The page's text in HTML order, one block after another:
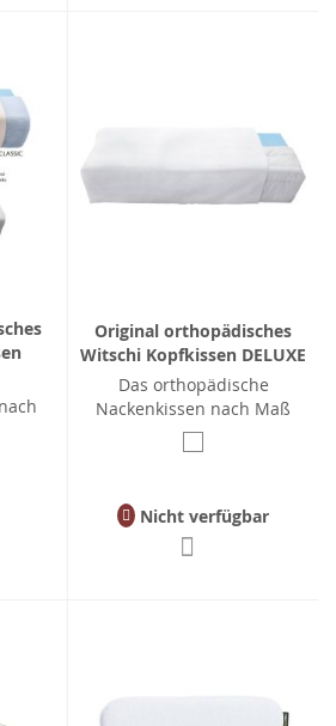
Original orthopädisches
Witschi Kopfkissen DELUXE
Das orthopädische
Nackenkissen nach Maß
Nicht verfügbar